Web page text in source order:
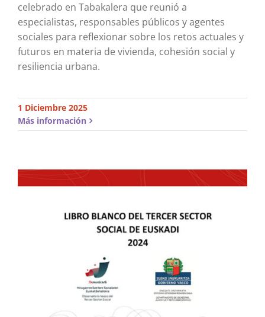
celebrado en Tabakalera que reunió a
especialistas, responsables públicos y agentes
sociales para reflexionar sobre los retos actuales y
futuros en materia de vivienda, cohesión social y
resiliencia urbana.
1 Diciembre 2025
Más información